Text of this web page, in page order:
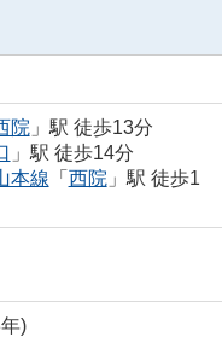
院 」駅 徒歩13分
」駅 徒歩14分
本線 「 西院 」駅 徒歩1
)